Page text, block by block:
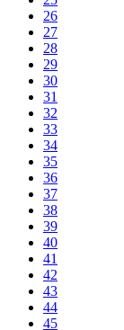
26
27
28
29
30
31
32
33
34
35
36
37
38
39
40
41
42
43
44
45